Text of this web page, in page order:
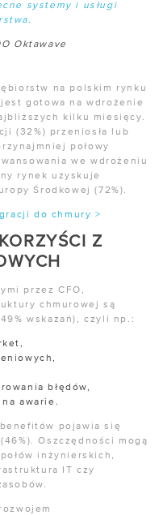
systemy i usługi
Oktawave
na polskim rynku
gotowa na wdrożenie
kilku miesięcy.
(32%) przeniosła lub
połowy
we wdrożeniu
rynek uzyskuje
Środkowej (72%).
do chmury >
Z
przez CFO,
chmurowej są
wskazań), czyli np.:
błędów,
awarie.
pojawia się
Oszczędności mogą
inżynierskich,
IT czy